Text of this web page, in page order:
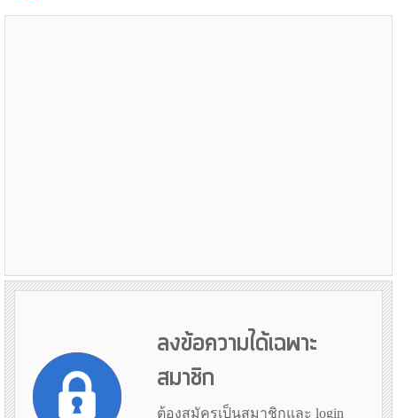
ลงข้อความได้เฉพาะ
สมาชิก
ต้องสมัครเป็นสมาชิกและ login